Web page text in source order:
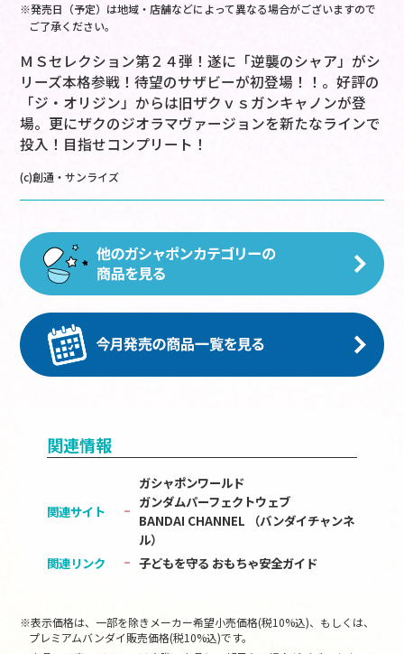
※発売日（予定）は地域・店舗などによって異なる場合がございますので
ご了承ください。
ＭＳセレクション第２４弾！遂に「逆襲のシャア」がシ
リーズ本格参戦！待望のサザビーが初登場！！。好評の
「ジ・オリジン」からは旧ザクｖｓガンキャノンが登
場。更にザクのジオラマヴァージョンを新たなラインで
投入！目指せコンプリート！
(c)創通・サンライズ
関連情報
関連サイト
ガシャポンワールド
ガンダムパーフェクトウェブ
BANDAI CHANNEL （バンダイチャンネ
ル）
関連リンク
子どもを守る おもちゃ安全ガイド
※表示価格は、一部を除きメーカー希望小売価格(税10%込)、もしくは、
プレミアムバンダイ販売価格(税10%込)です。